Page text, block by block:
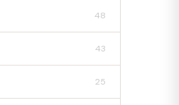
48
43
25